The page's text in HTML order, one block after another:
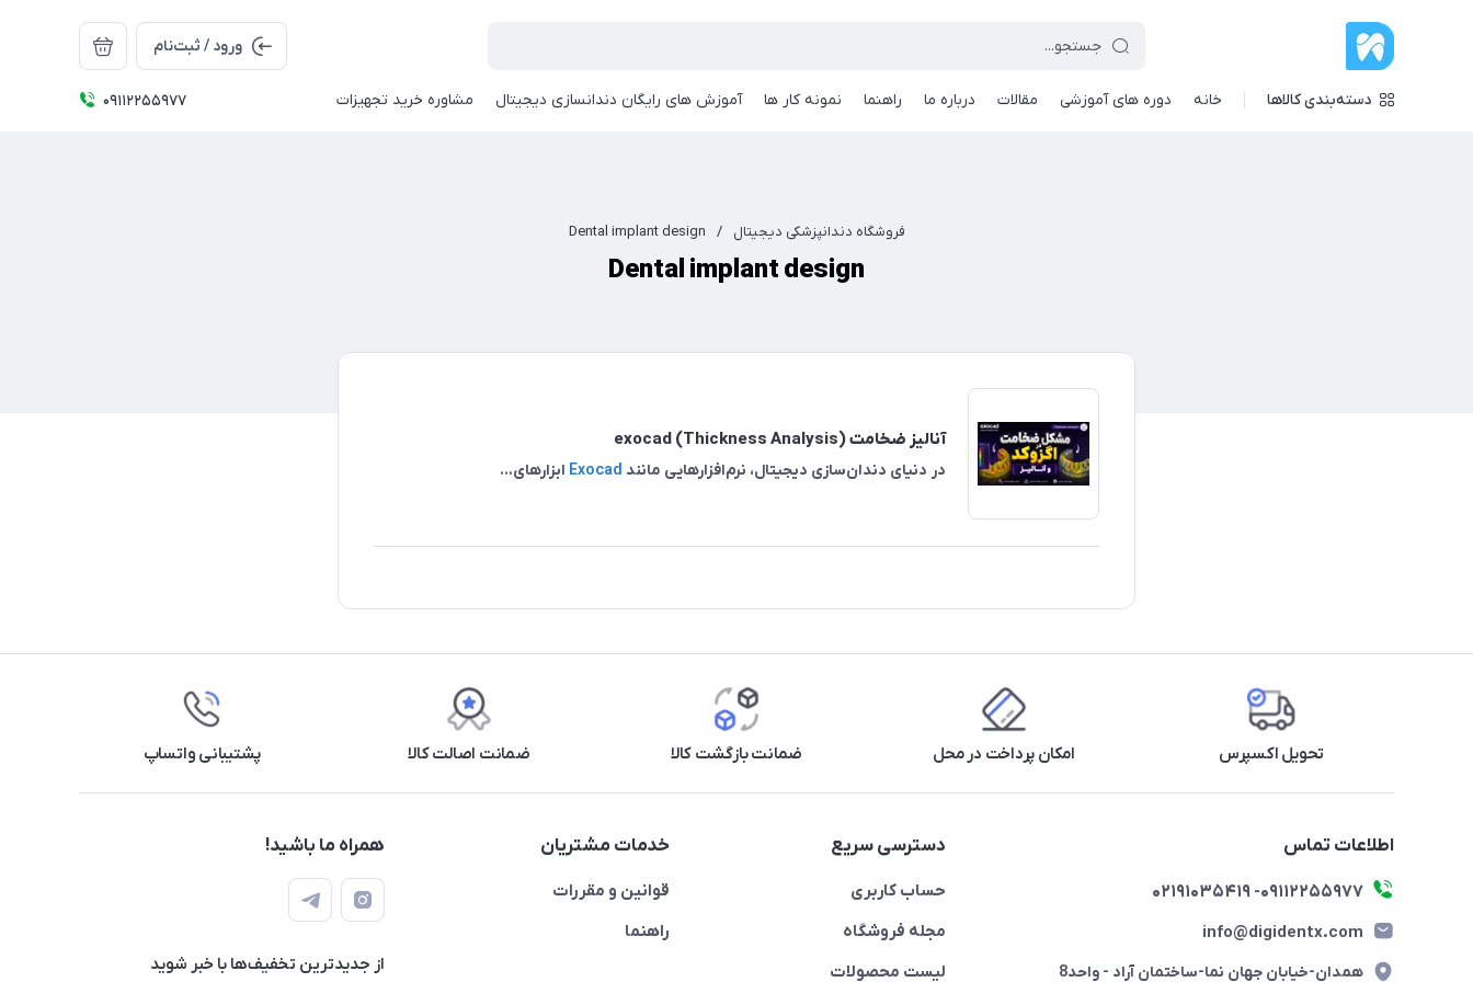
ورود / ثبت‌نام
دسته‌بندی کالاها خانه دوره های آموزشی مقالات درباره ما راهنما نمونه کار ها آموزش های رایگان دندانسازی دیجیتال مشاوره خرید تجهیزات 09112255977
فروشگاه دندانپزشکی دیجیتال /
Dental implant design
Dental implant design
آنالیز ضخامت (Thickness Analysis) exocad
در دنیای دندان‌سازی دیجیتال، نرم‌افزارهایی مانند Exocad ابزارهای...
تحویل اکسپرس امکان پرداخت در محل ضمانت بازگشت کالا ضمانت اصالت کالا پشتیبانی واتساپ
اطلاعات تماس
09112255977- 02191035419
info@digidentx.com
همدان-خیابان جهان نما-ساختمان آراد - واحد8
دسترسی سریع
حساب کاربری
مجله فروشگاه
لیست محصولات
خدمات مشتریان
قوانین و مقررات
راهنما
همراه ما باشید!
از جدید‌ترین تخفیف‌ها با‌ خبر شوید